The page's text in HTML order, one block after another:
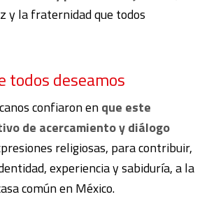
y la fraternidad que todos
todos deseamos
confiaron enque este
de acercamiento y diálogo
religiosas, para contribuir,
experiencia y sabiduría, a la
común en México.